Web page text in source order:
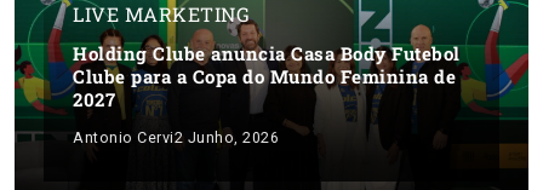
LIVE MARKETING
Holding Clube anuncia Casa Body Futebol
Clube para a Copa do Mundo Feminina de
2027
Antonio Cervi2 Junho, 2026